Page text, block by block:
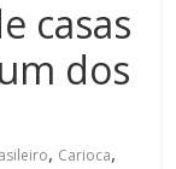
casas
dos
, Carioca,